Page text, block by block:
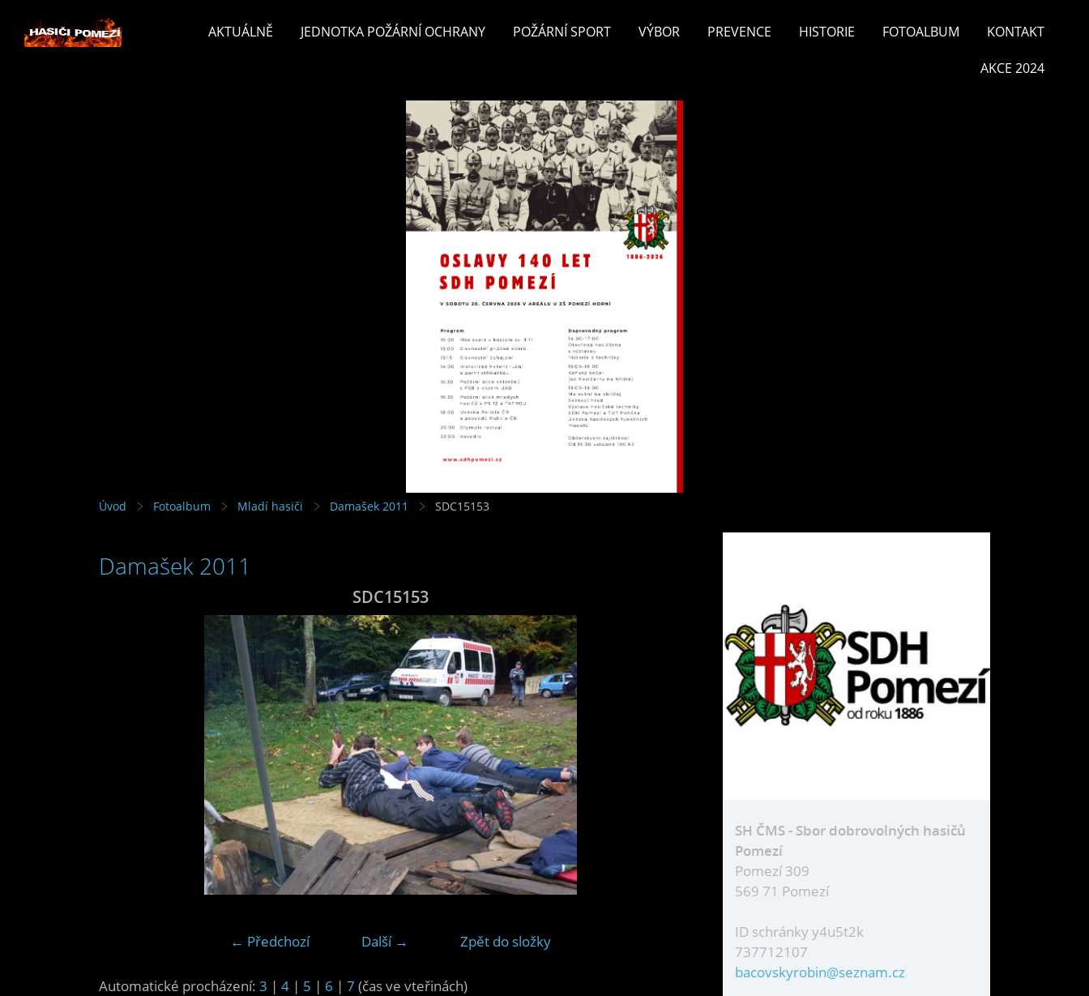
AKTUÁLNĚ JEDNOTKA POŽÁRNÍ OCHRANY POŽÁRNÍ SPORT VÝBOR PREVENCE HISTORIE FOTOALBUM KONTAKT
AKCE 2024
Úvod Fotoalbum Mladí hasiči Damašek 2011 SDC15153
Damašek 2011
SDC15153
← Předchozí Další → Zpět do složky
Automatické procházení: 3 | 4 | 5 | 6 | 7 (čas ve vteřinách)
SH ČMS - Sbor dobrovolných hasičů
Pomezí
Pomezí 309
569 71 Pomezí
ID schránky y4u5t2k
737712107
bacovskyrobin@seznam.cz